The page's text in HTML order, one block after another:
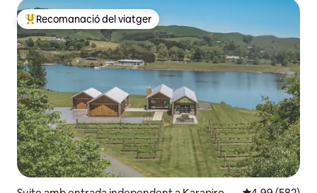
Principals recomanacions dels viatgers
Recomanació del viatger